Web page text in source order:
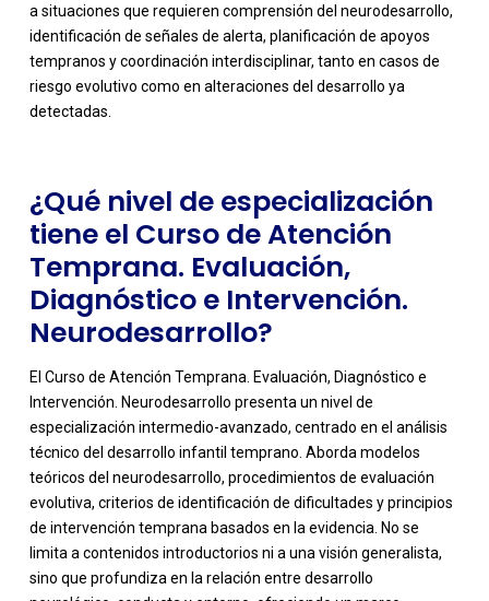
a situaciones que requieren comprensión del neurodesarrollo,
identificación de señales de alerta, planificación de apoyos
tempranos y coordinación interdisciplinar, tanto en casos de
riesgo evolutivo como en alteraciones del desarrollo ya
detectadas.
-
¿Qué nivel de especialización
tiene el Curso de Atención
Temprana. Evaluación,
Diagnóstico e Intervención.
Neurodesarrollo?
El Curso de Atención Temprana. Evaluación, Diagnóstico e
Intervención. Neurodesarrollo presenta un nivel de
especialización intermedio-avanzado, centrado en el análisis
técnico del desarrollo infantil temprano. Aborda modelos
teóricos del neurodesarrollo, procedimientos de evaluación
evolutiva, criterios de identificación de dificultades y principios
de intervención temprana basados en la evidencia. No se
limita a contenidos introductorios ni a una visión generalista,
sino que profundiza en la relación entre desarrollo
-